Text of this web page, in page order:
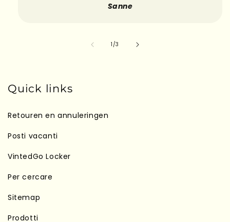
Sanne
1/su
3
Quick links
Retouren en annuleringen
Posti vacanti
VintedGo Locker
Per cercare
Sitemap
Prodotti